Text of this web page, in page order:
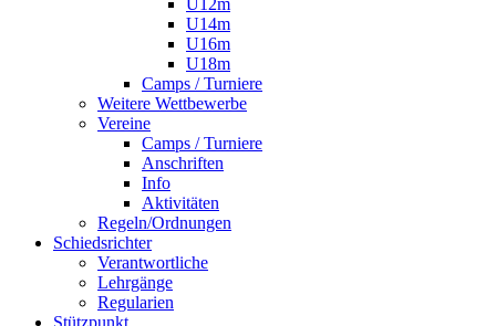
U12m
U14m
U16m
U18m
Camps / Turniere
Weitere Wettbewerbe
Vereine
Camps / Turniere
Anschriften
Info
Aktivitäten
Regeln/Ordnungen
Schiedsrichter
Verantwortliche
Lehrgänge
Regularien